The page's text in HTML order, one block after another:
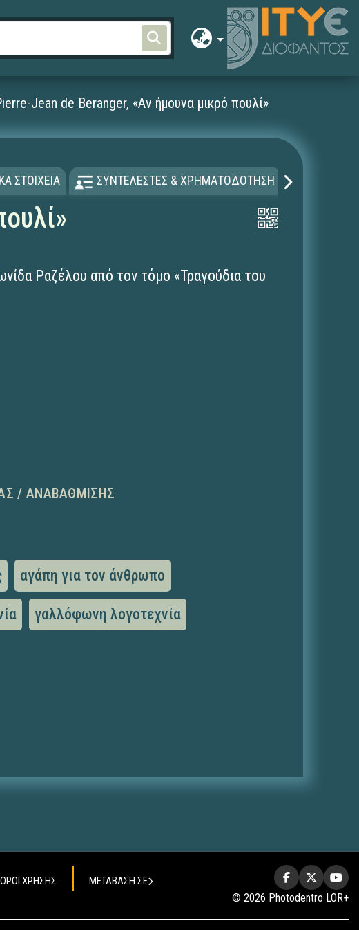
Jean de Beranger, «Αν ήμουνα μικρό πουλί»
ΣΤΟΙΧΕΙΑ ΣΥΝΤΕΛΕΣΤΕΣ & ΧΡΗΜΑΤΟΔΟΤΗΣΗ
Ραζέλου από τον τόμο «Τραγούδια του
/ ΑΝΑΒΆΘΜΙΣΗΣ
αγάπη για τον άνθρωπο
γαλλόφωνη λογοτεχνία
ΟΡΟΙ ΧΡΗΣΗΣ ΜΕΤΑΒΑΣΗ ΣΕ
© 2026 Photodentro LOR+